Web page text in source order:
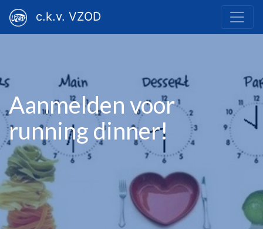
c.k.v. VZOD
Aanmelden voor
running dinner!